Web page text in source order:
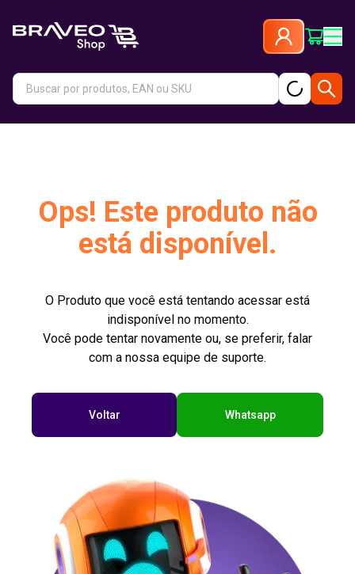
Ops! Este produto não
está disponível.
O Produto que você está tentando acessar está
indisponível no momento.
Você pode tentar novamente ou, se preferir, falar
com a nossa equipe de suporte.
Voltar Whatsapp